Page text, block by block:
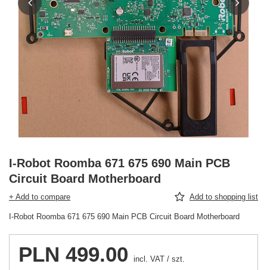
I-Robot Roomba 671 675 690 Main PCB
Circuit Board Motherboard
+ Add to compare Add to shopping list
I-Robot Roomba 671 675 690 Main PCB Circuit Board Motherboard
PLN 499.00 incl. VAT / szt.